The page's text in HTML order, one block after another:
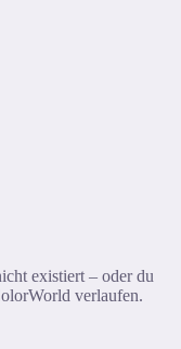
existiert – oder du
verlaufen.